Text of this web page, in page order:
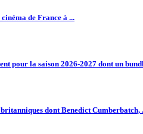
de France à ...
pour la saison 2026-2027 dont un
dont Benedict Cumberbatch,